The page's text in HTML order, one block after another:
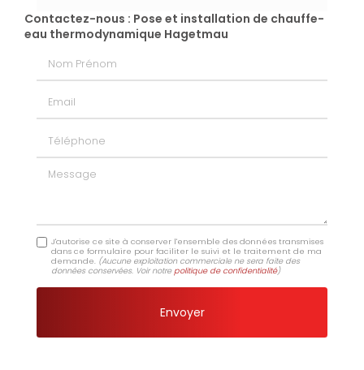
Contactez-nous : Pose et installation de chauffe-
eau thermodynamique Hagetmau
Message
J'autorise ce site à conserver l'ensemble des données transmises
dans ce formulaire pour faciliter le suivi et le traitement de ma
demande. (Aucune exploitation commerciale ne sera faite des
données conservées. Voir notrepolitique de confidentialité)